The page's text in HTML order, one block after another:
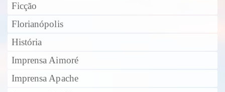
Ficção
Florianópolis
História
Imprensa Aimoré
Imprensa Apache